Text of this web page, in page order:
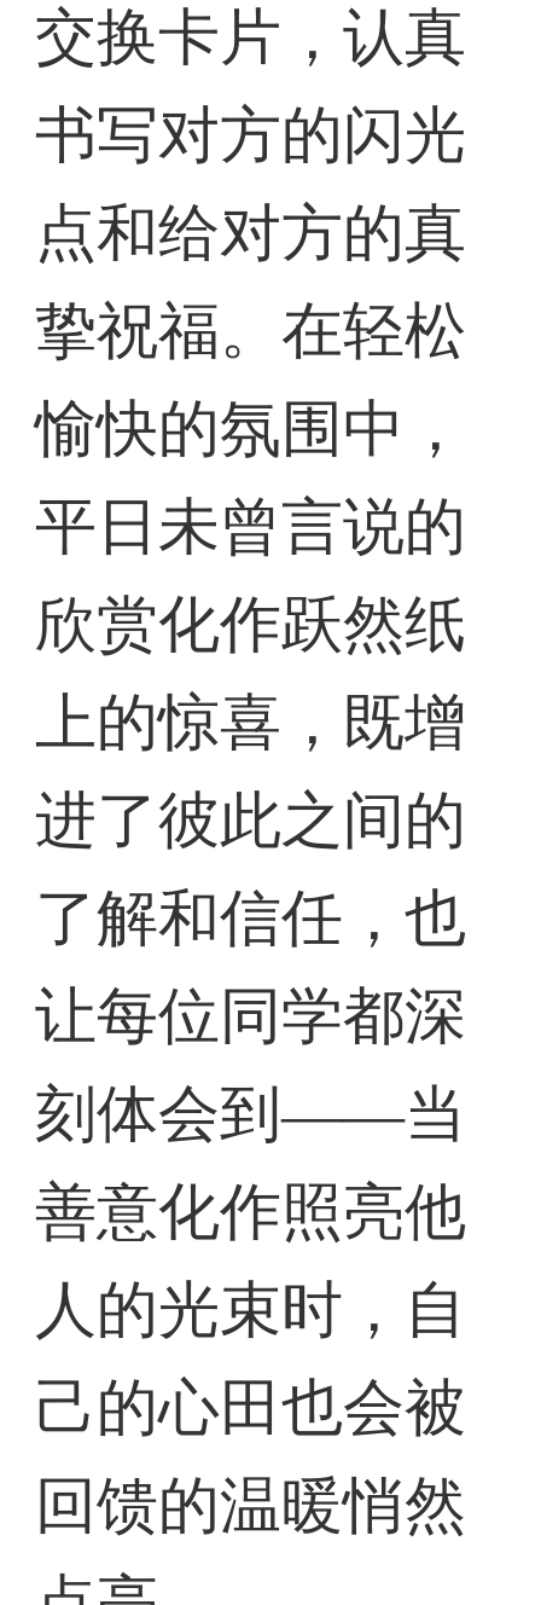
交换卡片，认真
书写对方的闪光
点和给对方的真
挚祝福。在轻松
愉快的氛围中，
平日未曾言说的
欣赏化作跃然纸
上的惊喜，既增
进了彼此之间的
了解和信任，也
让每位同学都深
刻体会到——当
善意化作照亮他
人的光束时，自
己的心田也会被
回馈的温暖悄然